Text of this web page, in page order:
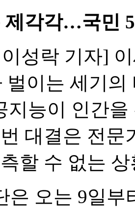
제각각…국민
성락 기자]
벌이는 세기
지능이 인간
대결은 전
할 수 없는
은 오는 9일